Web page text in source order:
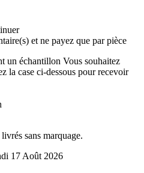
et ne payez que par pièce
un échantillon Vous souhaitez
la case ci-dessous pour recevoir
sans marquage.
17 Août 2026